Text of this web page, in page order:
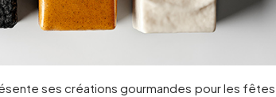
ses créations gourmandes pour les fêtes